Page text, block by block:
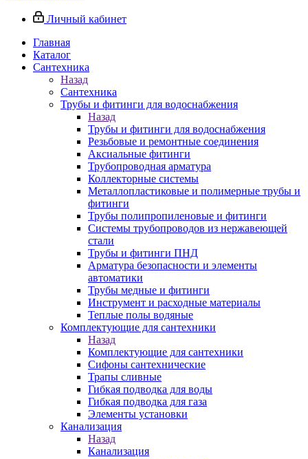
Личный кабинет
Главная
Каталог
Сантехника
Назад
Сантехника
Трубы и фитинги для водоснабжения
Назад
Трубы и фитинги для водоснабжения
Резьбовые и ремонтные соединения
Аксиальные фитинги
Трубопроводная арматура
Коллекторные системы
Металлопластиковые и полимерные трубы и
фитинги
Трубы полипропиленовые и фитинги
Системы трубопроводов из нержавеющей
стали
Трубы и фитинги ПНД
Арматура безопасности и элементы
автоматики
Трубы медные и фитинги
Инструмент и расходные материалы
Теплые полы водяные
Комплектующие для сантехники
Назад
Комплектующие для сантехники
Сифоны сантехнические
Трапы сливные
Гибкая подводка для воды
Гибкая подводка для газа
Элементы установки
Канализация
Назад
Канализация